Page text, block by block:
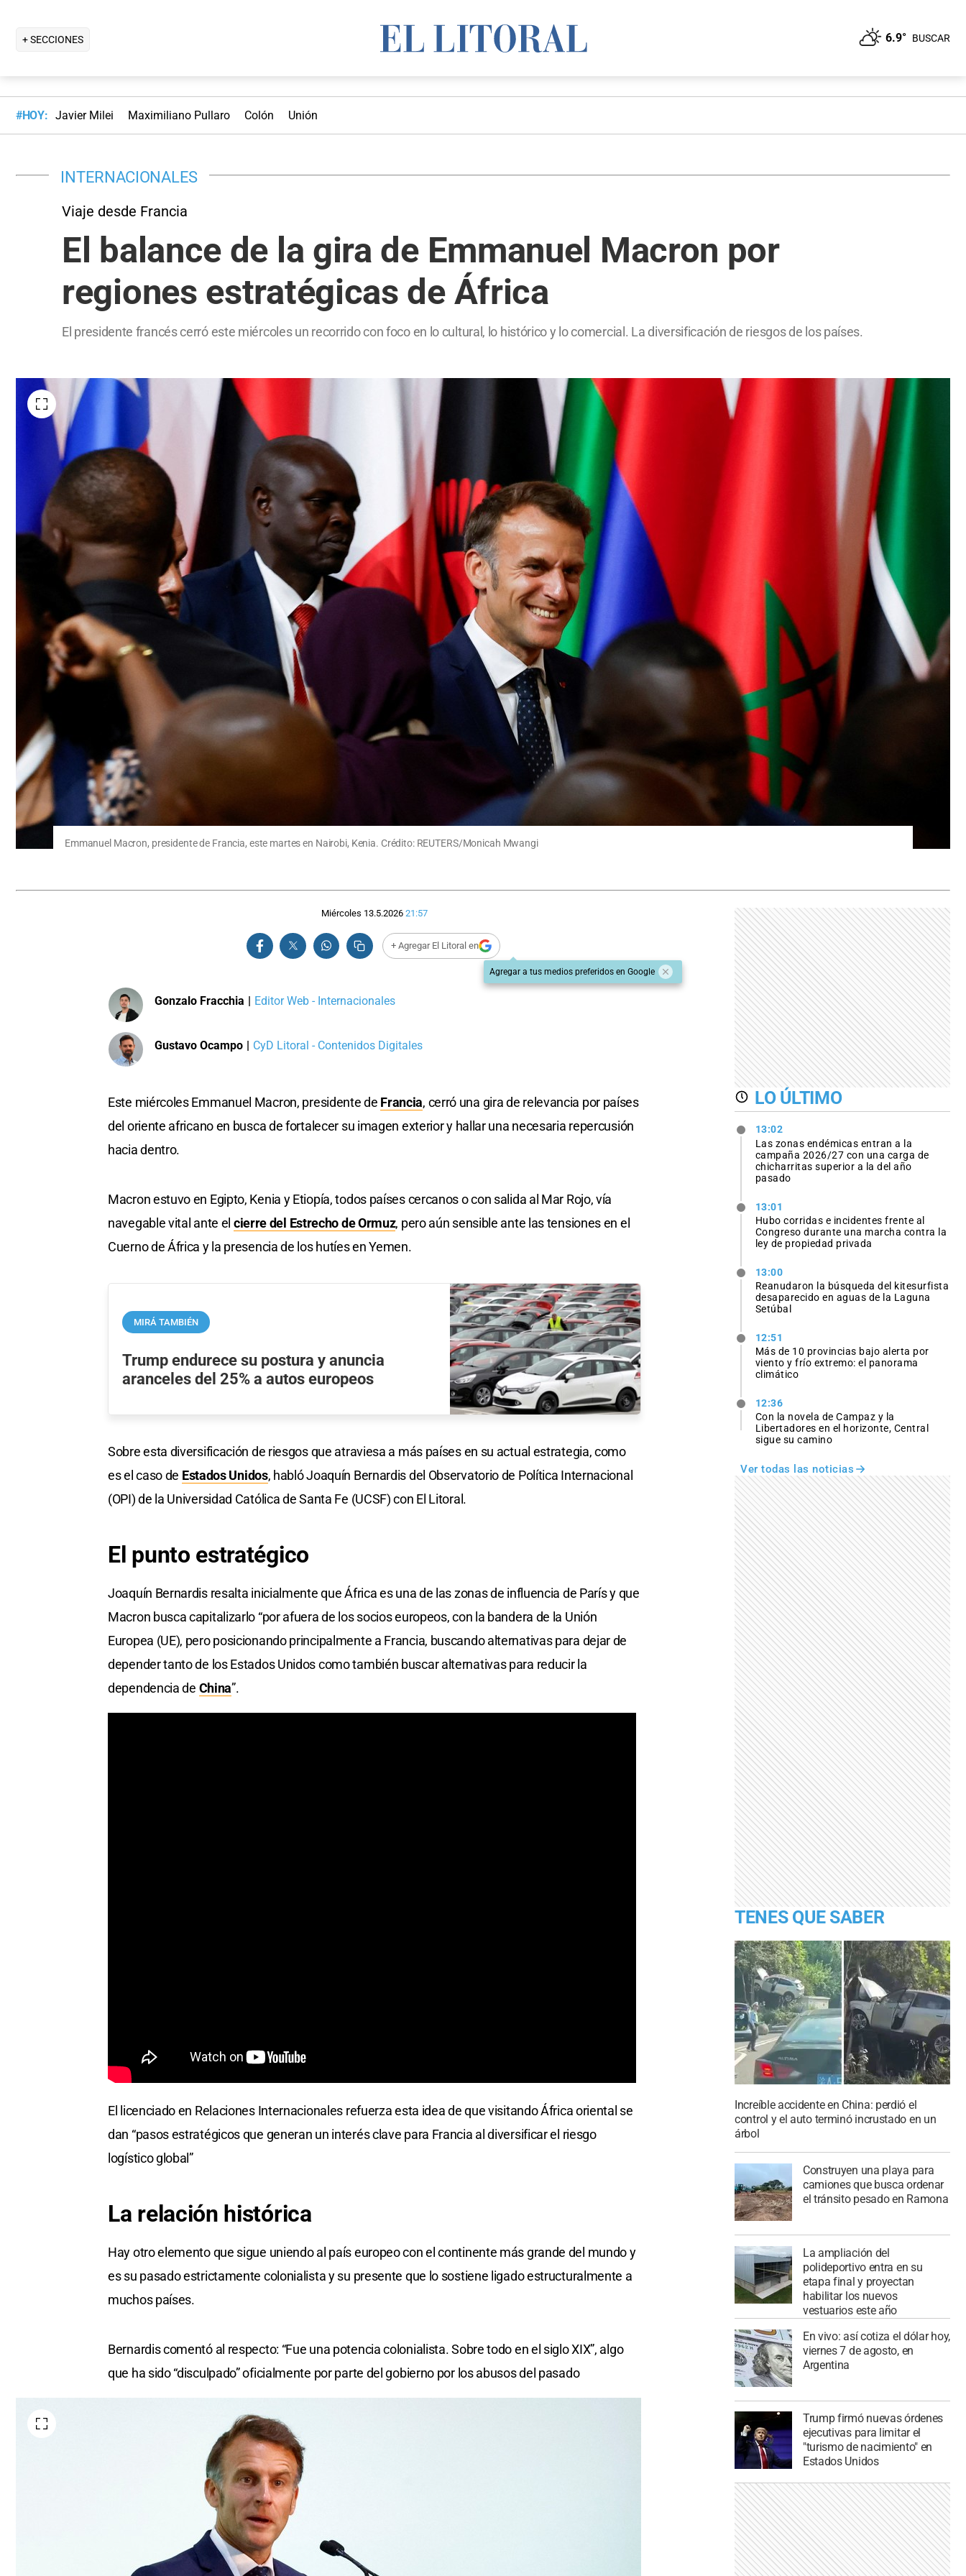
+ SECCIONES 6.9° BUSCAR
#HOY: Javier Milei Maximiliano Pullaro Colón Unión
INTERNACIONALES
Viaje desde Francia
El balance de la gira de Emmanuel Macron por
regiones estratégicas de África
El presidente francés cerró este miércoles un recorrido con foco en lo cultural, lo histórico y lo comercial. La diversificación de riesgos de los países.
Emmanuel Macron, presidente de Francia, este martes en Nairobi, Kenia. Crédito: REUTERS/Monicah Mwangi
Miércoles 13.5.2026 21:57
+ Agregar El Litoral en
Agregar a tus medios preferidos en Google
Gonzalo Fracchia | Editor Web - Internacionales
Gustavo Ocampo | CyD Litoral - Contenidos Digitales
Este miércoles Emmanuel Macron, presidente de Francia, cerró una gira de relevancia por países
del oriente africano en busca de fortalecer su imagen exterior y hallar una necesaria repercusión
hacia dentro.
Macron estuvo en Egipto, Kenia y Etiopía, todos países cercanos o con salida al Mar Rojo, vía
navegable vital ante el cierre del Estrecho de Ormuz, pero aún sensible ante las tensiones en el
Cuerno de África y la presencia de los hutíes en Yemen.
MIRÁ TAMBIÉN
Trump endurece su postura y anuncia
aranceles del 25% a autos europeos
Sobre esta diversificación de riesgos que atraviesa a más países en su actual estrategia, como
es el caso de Estados Unidos, habló Joaquín Bernardis del Observatorio de Política Internacional
(OPI) de la Universidad Católica de Santa Fe (UCSF) con El Litoral.
El punto estratégico
Joaquín Bernardis resalta inicialmente que África es una de las zonas de influencia de París y que
Macron busca capitalizarlo “por afuera de los socios europeos, con la bandera de la Unión
Europea (UE), pero posicionando principalmente a Francia, buscando alternativas para dejar de
depender tanto de los Estados Unidos como también buscar alternativas para reducir la
dependencia de China”.
El licenciado en Relaciones Internacionales refuerza esta idea de que visitando África oriental se
dan “pasos estratégicos que generan un interés clave para Francia al diversificar el riesgo
logístico global”
La relación histórica
Hay otro elemento que sigue uniendo al país europeo con el continente más grande del mundo y
es su pasado estrictamente colonialista y su presente que lo sostiene ligado estructuralmente a
muchos países.
Bernardis comentó al respecto: “Fue una potencia colonialista. Sobre todo en el siglo XIX”, algo
que ha sido “disculpado” oficialmente por parte del gobierno por los abusos del pasado
LO ÚLTIMO
13:02
Las zonas endémicas entran a la
campaña 2026/27 con una carga de
chicharritas superior a la del año
pasado
13:01
Hubo corridas e incidentes frente al
Congreso durante una marcha contra la
ley de propiedad privada
13:00
Reanudaron la búsqueda del kitesurfista
desaparecido en aguas de la Laguna
Setúbal
12:51
Más de 10 provincias bajo alerta por
viento y frío extremo: el panorama
climático
12:36
Con la novela de Campaz y la
Libertadores en el horizonte, Central
sigue su camino
Ver todas las noticias
TENES QUE SABER
Increíble accidente en China: perdió el
control y el auto terminó incrustado en un
árbol
Construyen una playa para
camiones que busca ordenar
el tránsito pesado en Ramona
La ampliación del
polideportivo entra en su
etapa final y proyectan
habilitar los nuevos
vestuarios este año
En vivo: así cotiza el dólar hoy,
viernes 7 de agosto, en
Argentina
Trump firmó nuevas órdenes
ejecutivas para limitar el
"turismo de nacimiento" en
Estados Unidos